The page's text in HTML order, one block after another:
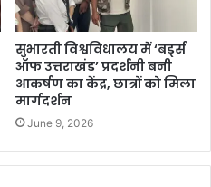
सुभारती विश्वविधालय में ‘बर्ड्स
ऑफ उत्तराखंड’ प्रदर्शनी बनी
आकर्षण का केंद्र, छात्रों को मिला
मार्गदर्शन
June 9, 2026